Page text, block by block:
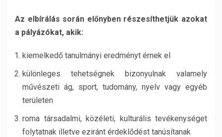
Az elbírálás során előnyben részesíthetjük azokat
a pályázókat, akik:
kiemelkedő tanulmányi eredményt érnek el
különleges tehetségnek bizonyulnak valamely
művészeti ág, sport, tudomány, nyelv vagy egyéb
területen
roma társadalmi, közéleti, kulturális tevékenységet
folytatnak illetve eziránt érdeklődést tanúsítanak